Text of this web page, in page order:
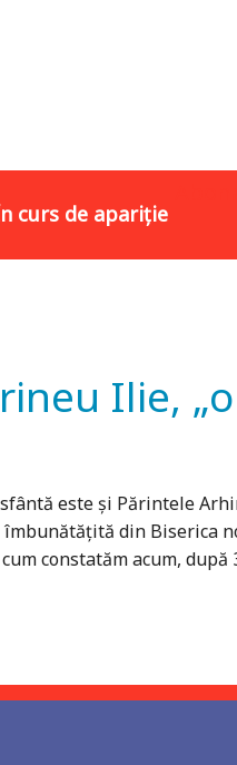
curs de apariție
Ilie,
este și Părintele
din
constatăm acum, după